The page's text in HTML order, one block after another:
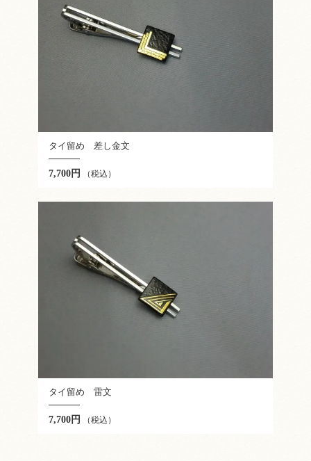
タイ留め 差し金文
7,700円 （税込）
タイ留め 雷文
7,700円 （税込）